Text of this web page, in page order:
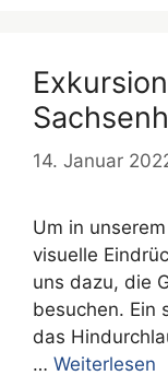
14. Januar
Um in
visuelle
uns dazu, die
besuchen. Ein
das
… Weiterlesen